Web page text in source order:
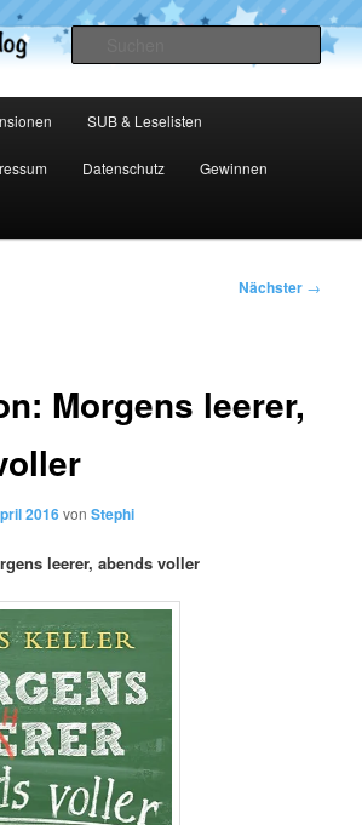
Blog
SUB & Leselisten
Datenschutz Gewinnen
Nächster →
Morgens leerer,
2016vonStephi
leerer, abends voller